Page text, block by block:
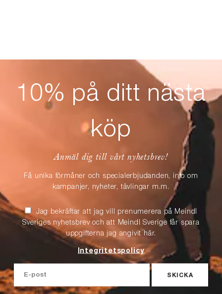
10% på ditt nästa
köp
Anmäl dig till vårt nyhetsbrev!
Få unika förmåner och specialerbjudanden, info om
kampanjer, nyheter, tävlingar m.m.
Jag bekräftar att jag vill prenumerera på Meindl
Sveriges nyhetsbrev och att Meindl Sverige får spara
uppgifterna jag angivit här.
Integritetspolicy
SKICKA